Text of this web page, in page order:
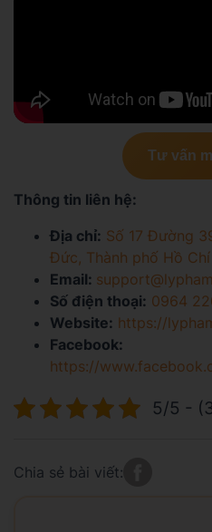
Tư vấn
Thông tin liên hệ:
Địa chỉ: Số 17 Đường
Đức, Thành phố Hồ
Email:
Số điện thoại: 0964
Website: https://
Facebook:
https://
5/5 -
Chia sẻ bài viết: